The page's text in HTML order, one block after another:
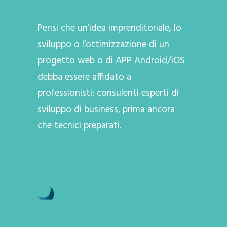
Pensi che un’idea imprenditoriale, lo
sviluppo o l’ottimizzazione di un
progetto web o di APP Android/iOS
debba essere affidato a
professionisti: consulenti esperti di
sviluppo di business, prima ancora
che tecnici preparati.